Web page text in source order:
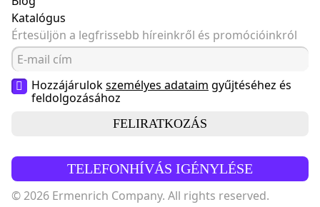
Katalógus
Értesüljön a legfrissebb híreinkről és promócióinkról
Hozzájárulokszemélyes adataim gyűjtéséhez és
feldolgozásához
FELIRATKOZÁS
TELEFONHÍVÁS IGÉNYLÉSE
© 2026 Ermenrich Company. All rights reserved.